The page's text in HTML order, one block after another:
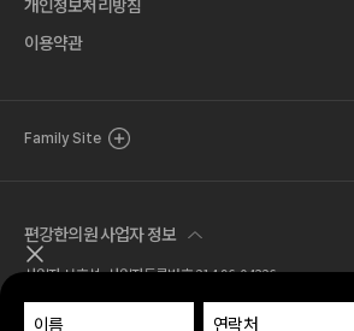
퀵메뉴 닫기
개인정보처리방침
이용약관
Family Site
편강한의원 사업자 정보
사업자 서호석 사업자등록번호 214-96-04326
Tel. 02.518.7777 Fax. 02.581.1570
주소 서울특별시 서초구 서운로 1길 21 (서초동, 편강한의원)